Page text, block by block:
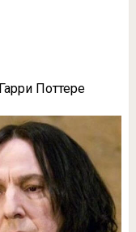
Поттере